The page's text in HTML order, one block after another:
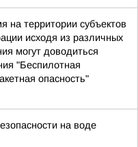
на территории субъектов
исходя из различных
могут доводиться
"Беспилотная
опасность"
на воде